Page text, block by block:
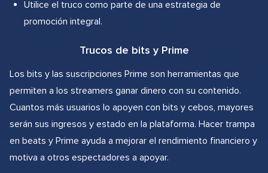
Utilice el truco como parte de una estrategia de
promoción integral.
Trucos de bits y Prime
Los bits y las suscripciones Prime son herramientas que
permiten a los streamers ganar dinero con su contenido.
Cuantos más usuarios lo apoyen con bits y cebos, mayores
serán sus ingresos y estado en la plataforma. Hacer trampa
en beats y Prime ayuda a mejorar el rendimiento financiero y
motiva a otros espectadores a apoyar.